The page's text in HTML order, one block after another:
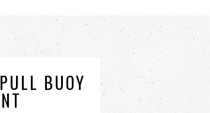
UW WINKELWAGEN IS LEEG.
VUL HEM MET PRODUCTEN.
BUOY